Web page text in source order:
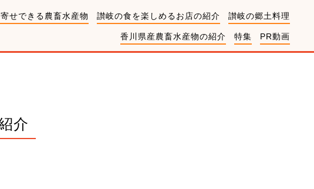
せできる農畜水産物 讃岐の食を楽しめるお店の紹介 讃岐の郷土料理
香川県産農畜水産物の紹介 特集 PR動画
介